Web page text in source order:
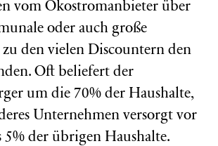
vom Ökostromanbieter über
oder auch große
den vielen Discountern den
Oft beliefert der
um die 70% der Haushalte,
Unternehmen versorgt vor
5% der übrigen Haushalte.